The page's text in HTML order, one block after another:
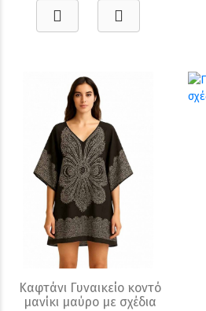
Καφτάνι Γυναικείο κοντό
μανίκι μαύρο με σχέδια